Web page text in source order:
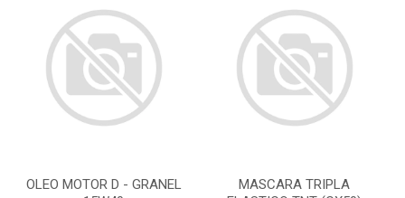
OLEO MOTOR D - GRANEL
MASCARA TRIPLA